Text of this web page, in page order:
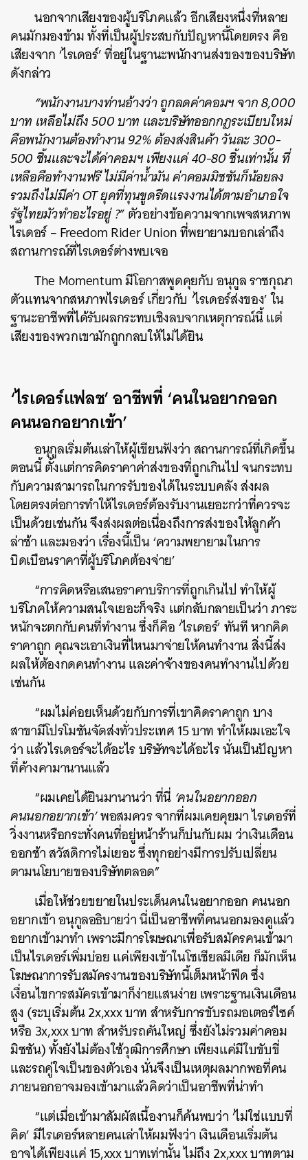
นอกจากเสียงของผู้บริโภคแล้ว อีกเสียงหนึ่งที่หลาย
คนมักมองข้าม ทั้งที่เป็นผู้ประสบกับปัญหานี้โดยตรง คือ
เสียงจาก ‘ไรเดอร์’ ที่อยู่ในฐานะพนักงานส่งของของบริษัท
ดังกล่าว
“พนักงานบางท่านอ้างว่า ถูกลดค่าคอมฯ จาก 8,000
บาท เหลือไม่ถึง 500 บาท และบริษัทออกกฎระเบียบใหม่
คือพนักงานต้องทำงาน 92% ต้องส่งสินค้า วันละ 300-
500 ชิ้นและจะได้ค่าคอมฯ เพียงแค่ 40-80 ชิ้นเท่านั้น ที่
เหลือคือทำงานฟรี ไม่มีค่าน้ำมัน ค่าคอมมิชชันก็น้อยลง
รวมถึงไม่มีค่า OT ยุคที่ทุนขูดรีดแรงงานได้ตามอำเภอใจ
รัฐไทยมัวทำอะไรอยู่ ?”ตัวอย่างข้อความจากเพจสหภาพ
ไรเดอร์ – Freedom Rider Union ที่พยายามบอกเล่าถึง
สถานการณ์ที่ไรเดอร์ต่างพบเจอ
The Momentum มีโอกาสพูดคุยกับ อนุกูล ราชกุณา
ตัวแทนจากสหภาพไรเดอร์ เกี่ยวกับ ‘ไรเดอร์ส่งของ’ ใน
ฐานะอาชีพที่ได้รับผลกระทบเชิงลบจากเหตุการณ์นี้ แต่
เสียงของพวกเขามักถูกกลบให้ไม่ได้ยิน
‘ไรเดอร์แฟลช’ อาชีพที่ ‘คนในอยากออก
คนนอกอยากเข้า’
อนุกูลเริ่มต้นเล่าให้ผู้เขียนฟังว่า สถานการณ์ที่เกิดขึ้น
ตอนนี้ ตั้งแต่การคิดราคาค่าส่งของที่ถูกเกินไป จนกระทบ
กับความสามารถในการรับของได้ในระบบคลัง ส่งผล
โดยตรงต่อการทำให้ไรเดอร์ต้องรับงานเยอะกว่าที่ควรจะ
เป็นด้วยเช่นกัน จึงส่งผลต่อเนื่องถึงการส่งของให้ลูกค้า
ล่าช้า และมองว่า เรื่องนี้เป็น ‘ความพยายามในการ
บิดเบือนราคาที่ผู้บริโภคต้องจ่าย’
“การคิดหรือเสนอราคาบริการที่ถูกเกินไป ทำให้ผู้
บริโภคให้ความสนใจเยอะก็จริง แต่กลับกลายเป็นว่า ภาระ
หนักจะตกกับคนที่ทำงาน ซึ่งก็คือ ‘ไรเดอร์’ ทันที หากคิด
ราคาถูก คุณจะเอาเงินที่ไหนมาจ่ายให้คนทำงาน สิ่งนี้ส่ง
ผลให้ต้องกดคนทำงาน และค่าจ้างของคนทำงานไปด้วย
เช่นกัน
“ผมไม่ค่อยเห็นด้วยกับการที่เขาคิดราคาถูก บาง
สาขามีโปรโมชันจัดส่งทั่วประเทศ 15 บาท ทำให้ผมเอะใจ
ว่า แล้วไรเดอร์จะได้อะไร บริษัทจะได้อะไร นั่นเป็นปัญหา
ที่ค้างคามานานแล้ว
“ผมเคยได้ยินมานานว่า ที่นี่ ‘คนในอยากออก
คนนอกอยากเข้า’พอสมควร จากที่ผมเคยคุยมา ไรเดอร์ที่
วิ่งงานหรือกระทั่งคนที่อยู่หน้าร้านก็บ่นกับผม ว่าเงินเดือน
ออกช้า สวัสดิการไม่เยอะ ซึ่งทุกอย่างมีการปรับเปลี่ยน
ตามนโยบายของบริษัทตลอด”
เมื่อให้ช่วยขยายในประเด็นคนในอยากออก คนนอก
อยากเข้า อนุกูลอธิบายว่า นี่เป็นอาชีพที่คนนอกมองดูแล้ว
อยากเข้ามาทำ เพราะมีการโฆษณาเพื่อรับสมัครคนเข้ามา
เป็นไรเดอร์เพิ่มบ่อย แค่เพียงเข้าในโซเชียลมีเดีย ก็มักเห็น
โฆษณาการรับสมัครงานของบริษัทนี้เต็มหน้าฟีด ซึ่ง
เงื่อนไขการสมัครเข้ามาก็ง่ายแสนง่าย เพราะฐานเงินเดือน
สูง (ระบุเริ่มต้น 2x,xxx บาท สำหรับการขับรถมอเตอร์ไซค์
หรือ 3x,xxx บาท สำหรับรถคันใหญ่ ซึ่งยังไม่รวมค่าคอม
มิชชัน) ทั้งยังไม่ต้องใช้วุฒิการศึกษา เพียงแค่มีใบขับขี่
และรถคู่ใจเป็นของตัวเอง นั่นจึงเป็นเหตุผลมากพอที่คน
ภายนอกอาจมองเข้ามาแล้วคิดว่าเป็นอาชีพที่น่าทำ
“แต่เมื่อเข้ามาสัมผัสเนื้องานก็ค้นพบว่า ‘ไม่ใช่แบบที่
คิด’ มีไรเดอร์หลายคนเล่าให้ผมฟังว่า เงินเดือนเริ่มต้น
อาจได้เพียงแค่ 15,xxx บาทเท่านั้น ไม่ถึง 2x,xxx บาทตาม